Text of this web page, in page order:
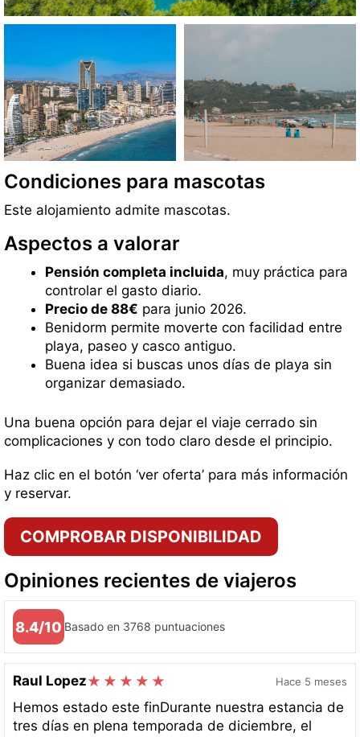
Condiciones para mascotas
Este alojamiento admite mascotas.
Aspectos a valorar
Pensión completa incluida, muy práctica para
controlar el gasto diario.
Precio de 88€ para junio 2026.
Benidorm permite moverte con facilidad entre
playa, paseo y casco antiguo.
Buena idea si buscas unos días de playa sin
organizar demasiado.
Una buena opción para dejar el viaje cerrado sin
complicaciones y con todo claro desde el principio.
Haz clic en el botón ‘ver oferta’ para más información
y reservar.
COMPROBAR DISPONIBILIDAD
Opiniones recientes de viajeros
8.4/10 Basado en 3768 puntuaciones
Raul Lopez Hace 5 meses
Hemos estado este finDurante nuestra estancia de
tres días en plena temporada de diciembre, el